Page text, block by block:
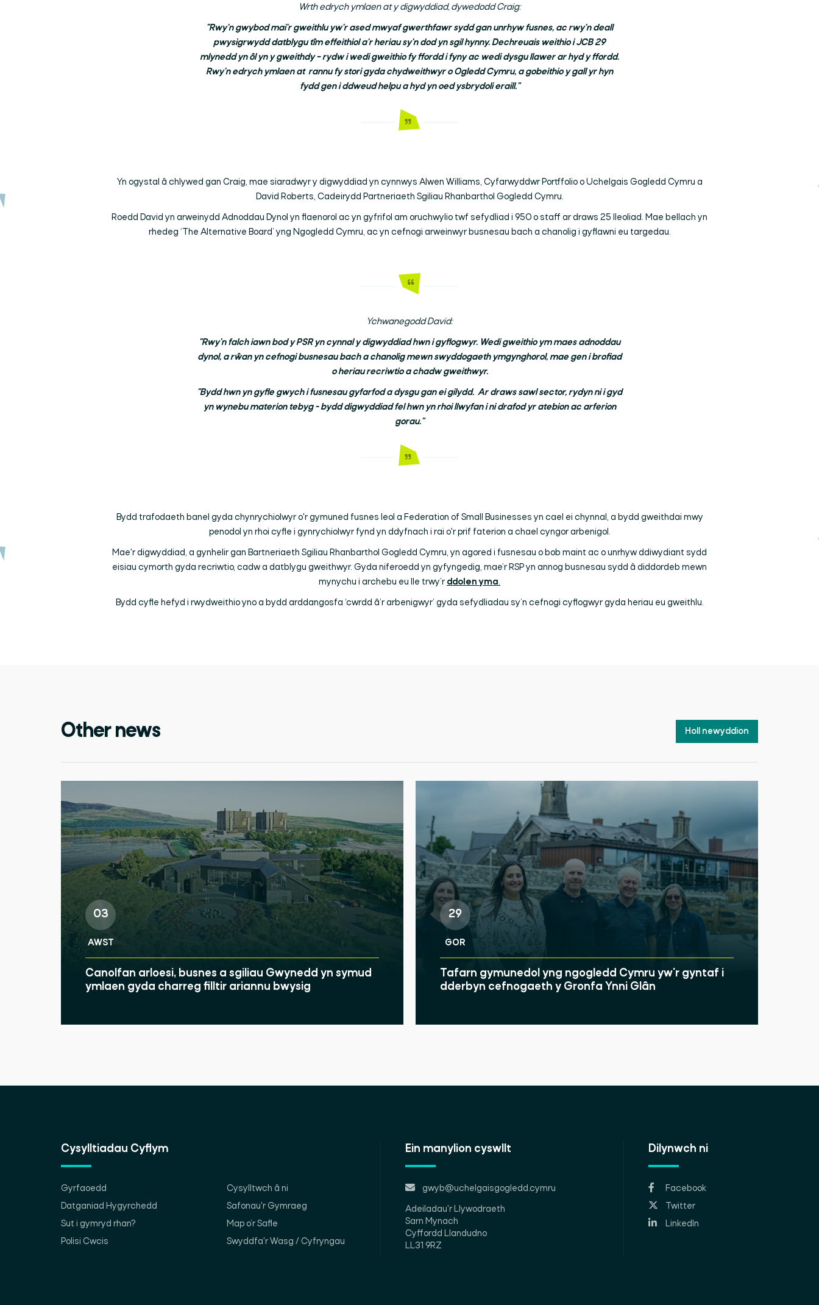
Chwilio
Wrth edrych ymlaen at y digwyddiad, dywedodd Craig:
"Rwy'n gwybod mai'r gweithlu yw'r ased mwyaf gwerthfawr sydd gan unrhyw fusnes, ac rwy'n deall
pwysigrwydd datblygu tîm effeithiol a'r heriau sy'n dod yn sgil hynny. Dechreuais weithio i JCB 29
mlynedd yn ôl yn y gweithdy – rydw i wedi gweithio fy ffordd i fyny ac wedi dysgu llawer ar hyd y ffordd.
Rwy'n edrych ymlaen at rannu fy stori gyda chydweithwyr o Ogledd Cymru, a gobeithio y gall yr hyn
fydd gen i ddweud helpu a hyd yn oed ysbrydoli eraill."
Yn ogystal â chlywed gan Craig, mae siaradwyr y digwyddiad yn cynnwys Alwen Williams, Cyfarwyddwr Portffolio o Uchelgais Gogledd Cymru a
David Roberts, Cadeirydd Partneriaeth Sgiliau Rhanbarthol Gogledd Cymru.
Roedd David yn arweinydd Adnoddau Dynol yn flaenorol ac yn gyfrifol am oruchwylio twf sefydliad i 950 o staff ar draws 25 lleoliad. Mae bellach yn
rhedeg ‘The Alternative Board’ yng Ngogledd Cymru, ac yn cefnogi arweinwyr busnesau bach a chanolig i gyflawni eu targedau.
Ychwanegodd David:
"Rwy'n falch iawn bod y PSR yn cynnal y digwyddiad hwn i gyflogwyr. Wedi gweithio ym maes adnoddau
dynol, a rŵan yn cefnogi busnesau bach a chanolig mewn swyddogaeth ymgynghorol, mae gen i brofiad
o heriau recriwtio a chadw gweithwyr.
"Bydd hwn yn gyfle gwych i fusnesau gyfarfod a dysgu gan ei gilydd. Ar draws sawl sector, rydyn ni i gyd
yn wynebu materion tebyg - bydd digwyddiad fel hwn yn rhoi llwyfan i ni drafod yr atebion ac arferion
gorau."
Bydd trafodaeth banel gyda chynrychiolwyr o'r gymuned fusnes leol a Federation of Small Businesses yn cael ei chynnal, a bydd gweithdai mwy
penodol yn rhoi cyfle i gynrychiolwyr fynd yn ddyfnach i rai o'r prif faterion a chael cyngor arbenigol.
Mae'r digwyddiad, a gynhelir gan Bartneriaeth Sgiliau Rhanbarthol Gogledd Cymru, yn agored i fusnesau o bob maint ac o unrhyw ddiwydiant sydd
eisiau cymorth gyda recriwtio, cadw a datblygu gweithwyr. Gyda niferoedd yn gyfyngedig, mae’r RSP yn annog busnesau sydd â diddordeb mewn
mynychu i archebu eu lle trwy’rddolen yma.
Bydd cyfle hefyd i rwydweithio yno a bydd arddangosfa ‘cwrdd â’r arbenigwyr’ gyda sefydliadau sy’n cefnogi cyflogwyr gyda heriau eu gweithlu.
Other news Holl newyddion
03
AWST
Canolfan arloesi, busnes a sgiliau Gwynedd yn symud
ymlaen gyda charreg filltir ariannu bwysig
29
GOR
Tafarn gymunedol yng ngogledd Cymru yw'r gyntaf i
dderbyn cefnogaeth y Gronfa Ynni Glân
Cysylltiadau Cyflym
Gyrfaoedd
Cysylltwch â ni
Datganiad Hygyrchedd
Safonau'r Gymraeg
Sut i gymryd rhan?
Map o’r Safle
Polisi Cwcis
Swyddfa'r Wasg / Cyfryngau
Ein manylion cyswllt
gwyb@uchelgaisgogledd.cymru
Adeiladau'r Llywodraeth
Sarn Mynach
Cyffordd Llandudno
LL31 9RZ
Dilynwch ni
Facebook
Twitter
LinkedIn